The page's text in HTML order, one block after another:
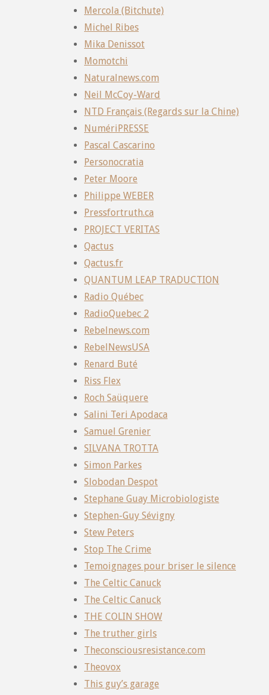
Mercola (Bitchute)
Michel Ribes
Mika Denissot
Momotchi
Naturalnews.com
Neil McCoy-Ward
NTD Français (Regards sur la Chine)
NumériPRESSE
Pascal Cascarino
Personocratia
Peter Moore
Philippe WEBER
Pressfortruth.ca
PROJECT VERITAS
Qactus
Qactus.fr
QUANTUM LEAP TRADUCTION
Radio Québec
RadioQuebec 2
Rebelnews.com
RebelNewsUSA
Renard Buté
Riss Flex
Roch Saüquere
Salini Teri Apodaca
Samuel Grenier
SILVANA TROTTA
Simon Parkes
Slobodan Despot
Stephane Guay Microbiologiste
Stephen-Guy Sévigny
Stew Peters
Stop The Crime
Temoignages pour briser le silence
The Celtic Canuck
The Celtic Canuck
THE COLIN SHOW
The truther girls
Theconsciousresistance.com
Theovox
This guy’s garage